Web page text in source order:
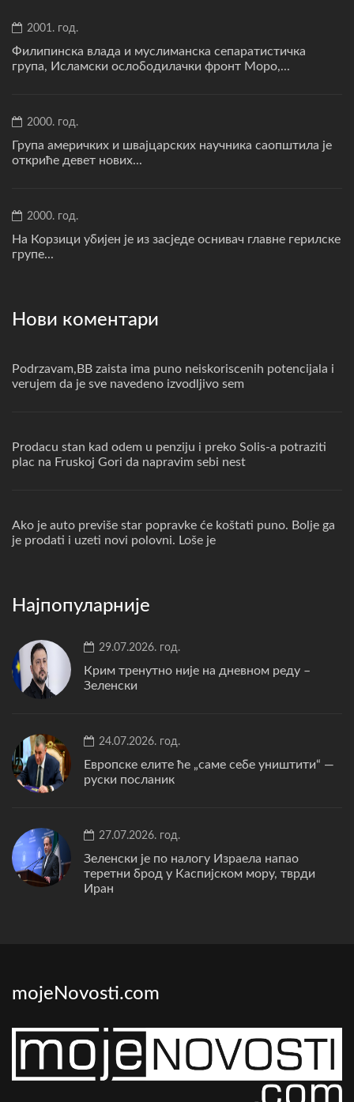
2001. год.
Филипинска влада и муслиманска сепаратистичка
група, Исламски ослободилачки фронт Моро,...
2000. год.
Група америчких и швајцарских научника саопштила је
откриће девет нових...
2000. год.
На Корзици убијен је из засједе оснивач главне герилске
групе...
Нови коментари
Podrzavam,BB zaista ima puno neiskoriscenih potencijala i
verujem da je sve navedeno izvodljivo sem
Prodacu stan kad odem u penziju i preko Solis-a potraziti
plac na Fruskoj Gori da napravim sebi nest
Ako je auto previše star popravke će koštati puno. Bolje ga
je prodati i uzeti novi polovni. Loše je
Најпопуларније
29.07.2026. год.
Крим тренутно није на дневном реду –
Зеленски
24.07.2026. год.
Европске елите ће „саме себе уништити“ —
руски посланик
27.07.2026. год.
Зеленски је по налогу Израела напао
теретни брод у Каспијском мору, тврди
Иран
mojeNovosti.com